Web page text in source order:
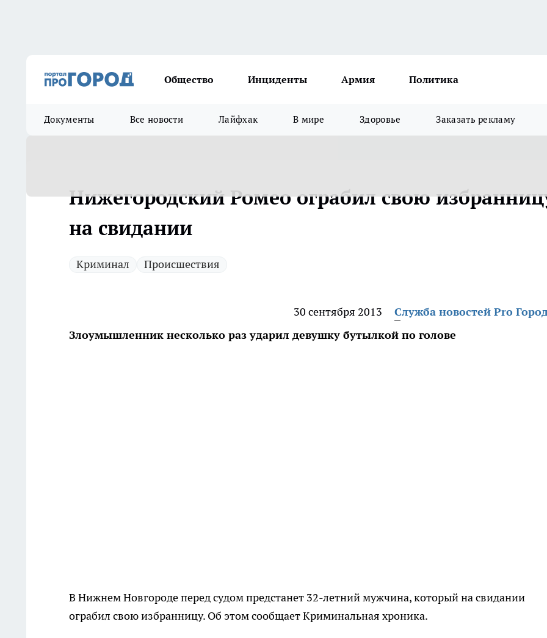
Общество Инциденты Армия Политика
Документы Все новости Лайфхак В мире Здоровье Заказать рекламу
Нижегородский Ромео ограбил свою
на свидании
Криминал Происшествия
30 сентября 2013
Служба новостей Pro
Злоумышленник несколько раз ударил девушку бутылкой по голове
В Нижнем Новгороде перед судом предстанет 32-летний мужчина, который на свидании
ограбил свою избранницу. Об этом сообщает Криминальная хроника.